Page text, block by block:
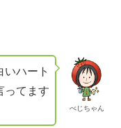
べじちゃん
ハート
ってます